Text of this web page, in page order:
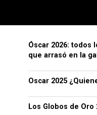
Óscar 2026: todos
que arrasó en la
Oscar 2025
Los Globos de